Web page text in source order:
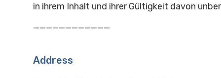
in ihrem Inhalt und ihrer Gültigkeit davon
————————————
Address